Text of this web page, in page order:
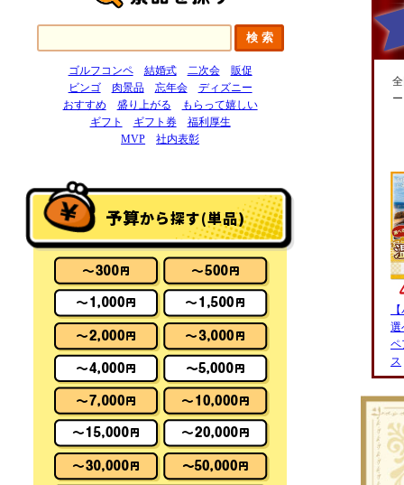
ゴルフコンペ 結婚式 二次会
販促
ビンゴ
肉景品 忘年会
ディズニー
おすすめ
盛り上がる
もらって嬉しい
ギフト
ギフト券
福利厚生
MVP
社内表彰
予算から探す(単品)
選
ペ
ス